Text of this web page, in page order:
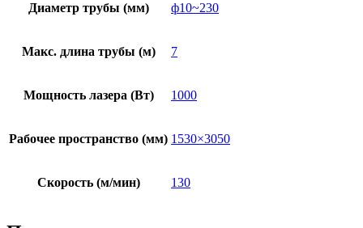
Диаметр трубы (мм) ф10~230
Макс. длина трубы (м) 7
Мощность лазера (Вт) 1000
Рабочее пространство (мм) 1530×3050
Скорость (м/мин) 130